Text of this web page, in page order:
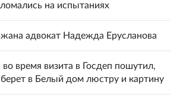
на испытаниях
адвокат Надежда Ерусланова
во время визита в Госдеп пошутил,
в Белый дом люстру и картину